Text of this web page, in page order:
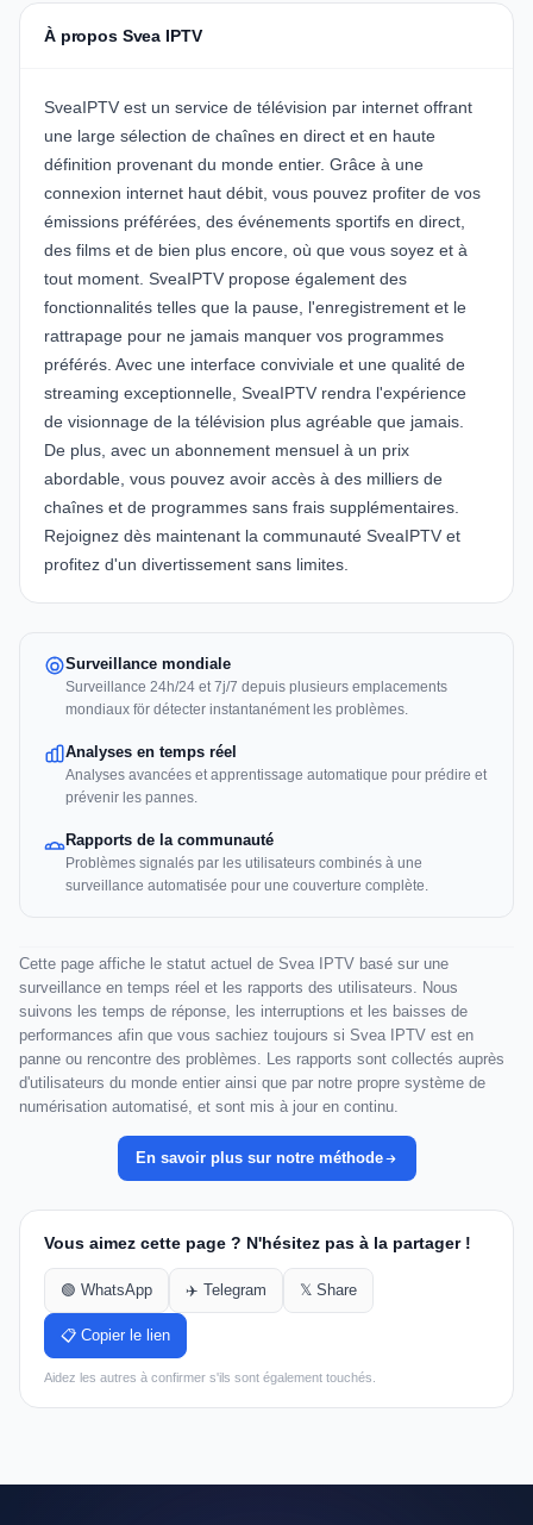
À propos Svea IPTV
SveaIPTV est un service de télévision par internet offrant
une large sélection de chaînes en direct et en haute
définition provenant du monde entier. Grâce à une
connexion internet haut débit, vous pouvez profiter de vos
émissions préférées, des événements sportifs en direct,
des films et de bien plus encore, où que vous soyez et à
tout moment. SveaIPTV propose également des
fonctionnalités telles que la pause, l'enregistrement et le
rattrapage pour ne jamais manquer vos programmes
préférés. Avec une interface conviviale et une qualité de
streaming exceptionnelle, SveaIPTV rendra l'expérience
de visionnage de la télévision plus agréable que jamais.
De plus, avec un abonnement mensuel à un prix
abordable, vous pouvez avoir accès à des milliers de
chaînes et de programmes sans frais supplémentaires.
Rejoignez dès maintenant la communauté SveaIPTV et
profitez d'un divertissement sans limites.
Surveillance mondiale
Surveillance 24h/24 et 7j/7 depuis plusieurs emplacements
mondiaux för détecter instantanément les problèmes.
Analyses en temps réel
Analyses avancées et apprentissage automatique pour prédire et
prévenir les pannes.
Rapports de la communauté
Problèmes signalés par les utilisateurs combinés à une
surveillance automatisée pour une couverture complète.
Cette page affiche le statut actuel de Svea IPTV basé sur une
surveillance en temps réel et les rapports des utilisateurs. Nous
suivons les temps de réponse, les interruptions et les baisses de
performances afin que vous sachiez toujours si Svea IPTV est en
panne ou rencontre des problèmes. Les rapports sont collectés auprès
d'utilisateurs du monde entier ainsi que par notre propre système de
numérisation automatisé, et sont mis à jour en continu.
En savoir plus sur notre méthode
Vous aimez cette page ? N'hésitez pas à la partager !
🟢 WhatsApp ✈️ Telegram 𝕏 Share
📋 Copier le lien
Aidez les autres à confirmer s'ils sont également touchés.